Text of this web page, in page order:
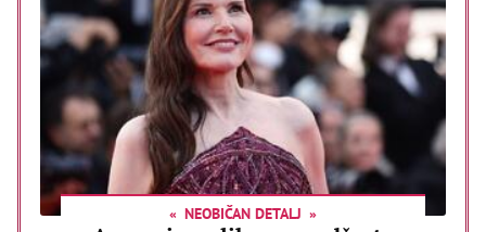
NEOBIČAN DETALJ